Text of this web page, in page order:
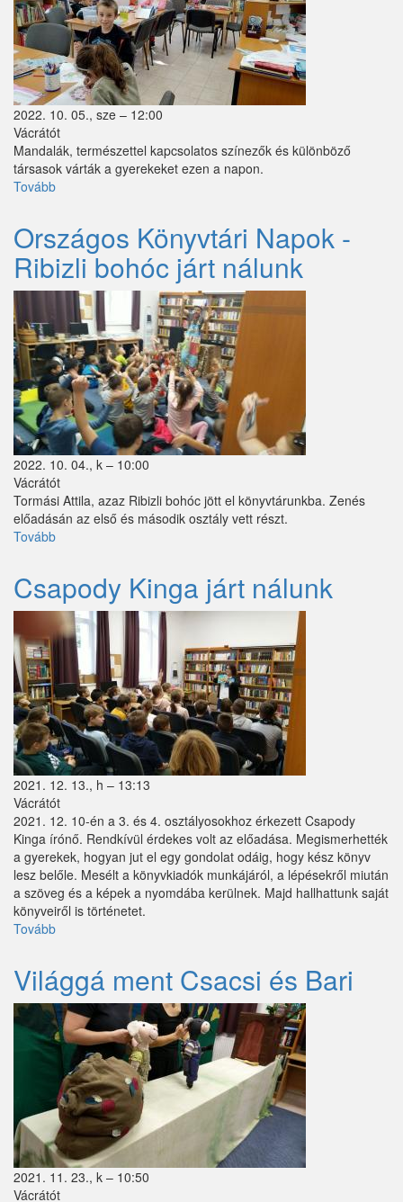
Perbál
Perőcsény
Péteri
Pilisborosjenő
Pilisjászfalu
Pilisszántó
Pilisszentiván
Pilisszentkereszt
Pilisszentlászló
Pócsmegyer
Püspökhatvan
Püspökszilágy
Pusztavacs
Pusztazámor
Rád
Szentlőrinckáta
Szigetbecse
Szigetcsép
Szigetmonostor
Szigetszentmárton
Szigetújfalu
Sződ
Sződliget
Szokolya
Tápióbicske
Tápióság
Tápiószőlős
Tatárszentgyörgy
Tésa
Tinnye
2022. 10. 05., sze – 12:00
Vácrátót
Mandalák, természettel kapcsolatos színezők és különböző
társasok várták a gyerekeket ezen a napon.
Tovább
Pihentető
pillanatok)
Országos Könyvtári Napok -
Ribizli bohóc járt nálunk
2022. 10. 04., k – 10:00
Vácrátót
Tormási Attila, azaz Ribizli bohóc jött el könyvtárunkba. Zenés
előadásán az első és második osztály vett részt.
Tovább
-
Ribizli
bohóc
járt
nálunk)
Csapody Kinga járt nálunk
2021. 12. 13., h – 13:13
Vácrátót
2021. 12. 10-én a 3. és 4. osztályosokhoz érkezett Csapody
Kinga írónő. Rendkívül érdekes volt az előadása. Megismerhették
a gyerekek, hogyan jut el egy gondolat odáig, hogy kész könyv
lesz belőle. Mesélt a könyvkiadók munkájáról, a lépésekről miután
a szöveg és a képek a nyomdába kerülnek. Majd hallhattunk saját
könyveiről is történetet.
Tovább
nálunk)
Világgá ment Csacsi és Bari
2021. 11. 23., k – 10:50
Vácrátót